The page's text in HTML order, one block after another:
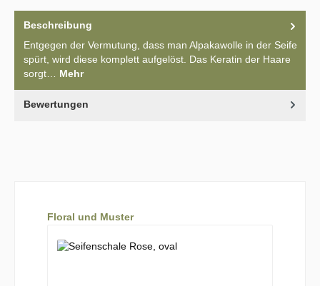
Beschreibung
Entgegen der Vermutung, dass man Alpakawolle in der Seife
spürt, wird diese komplett aufgelöst. Das Keratin der Haare
sorgt… Mehr
Bewertungen
Produktgalerie überspringen
Floral und Muster